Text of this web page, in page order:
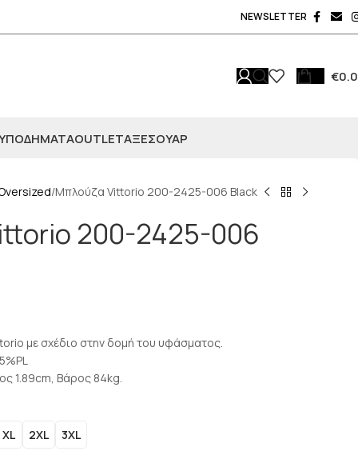
NEWSLETTER
€
OUTLETΑΞΕΣΟΥΆΡ
Μπλούζα Vittorio 200-2425-006 Black
200-2425-006
με σχέδιο στην δομή του υφάσματος.
1.89cm, Βάρος 84kg.
XL 2XL 3XL